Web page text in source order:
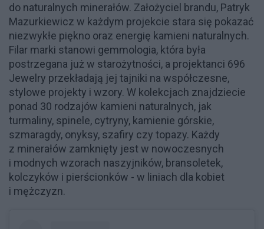
do naturalnych minerałów. Założyciel brandu, Patryk
Mazurkiewicz w każdym projekcie stara się pokazać
niezwykłe piękno oraz energię kamieni naturalnych.
Filar marki stanowi gemmologia, która była
postrzegana już w starożytności, a projektanci 696
Jewelry przekładają jej tajniki na współczesne,
stylowe projekty i wzory. W kolekcjach znajdziecie
ponad 30 rodzajów kamieni naturalnych, jak
turmaliny, spinele, cytryny, kamienie górskie,
szmaragdy, onyksy, szafiry czy topazy. Każdy
z minerałów zamknięty jest w nowoczesnych
i modnych wzorach naszyjników, bransoletek,
kolczyków i pierścionków - w liniach dla kobiet
i mężczyzn.